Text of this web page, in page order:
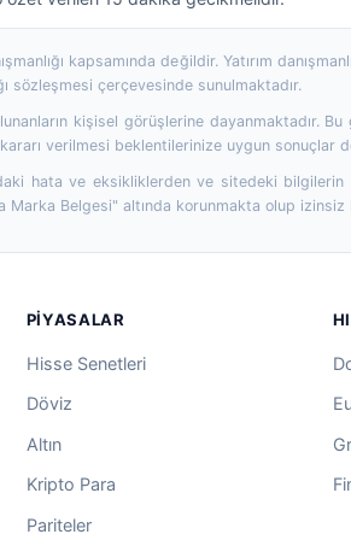
kapsamında değildir. Yatırım
sözleşmesi çerçevesinde sunulmaktadır.
kişisel görüşlerine dayanmaktadır.
verilmesi beklentilerinize uygun sonuçlar
hata ve eksikliklerden ve sitedeki bilgilerin
Belgesi" altında korunmakta olup izinsiz
PIYASALAR
Hisse Senetleri
Döviz
Altın
Kripto Para
Pariteler